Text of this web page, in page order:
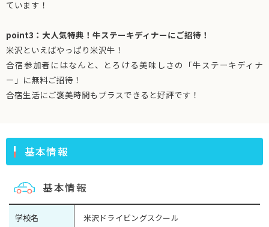
ています！
point3：大人気特典！牛ステーキディナーにご招待！
米沢といえばやっぱり米沢牛！
合宿参加者にはなんと、とろける美味しさの「牛ステーキディナ
ー」に無料ご招待！
合宿生活にご褒美時間もプラスできると好評です！
基本情報
基本情報
学校名 米沢ドライビングスクール